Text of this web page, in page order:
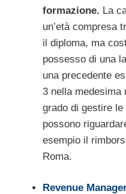
formazione. La
un’età compresa
il diploma, ma
possesso di una
una precedente
3 nella
grado di gestire
possono
esempio il
Roma.
Revenue Manager